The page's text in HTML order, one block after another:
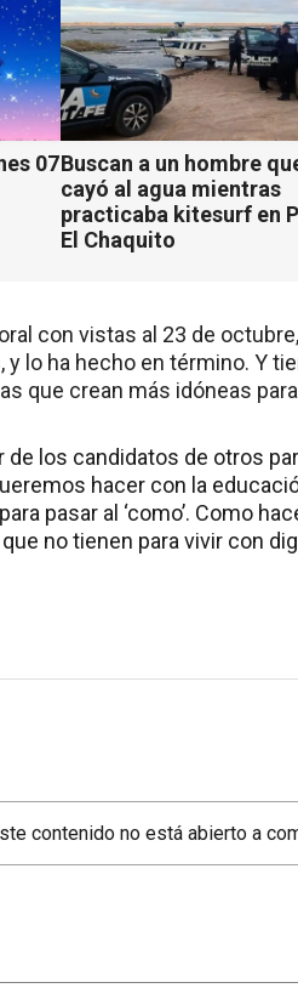
07Buscan a un hombre
cayó al agua mientras
practicaba kitesurf en
El Chaquito
con vistas al 23 de
y lo ha hecho en término. Y
que crean más idóneas
de los candidatos de otros
hacer con la
pasar al ‘como’. Como
no tienen para vivir con
contenido no está abierto a